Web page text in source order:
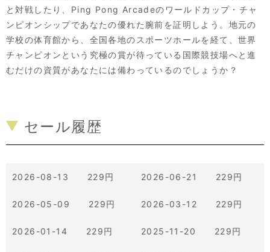
と対戦したり、Ping Pong Arcadeのワールドカップ・チャ
ンピオンシップであなたの優れた腕前を証明しよう。地元の
学校の体育館から、全国各地のスポーツホールを経て、世界
チャンピオンという究極の賞が待っている国際競技場へと進
むだけの資質があなたには備わっているのでしょうか？
セール履歴
2026-08-13 229円 2026-06-21 229円
2026-05-09 229円 2026-03-12 229円
2026-01-14 229円 2025-11-20 229円